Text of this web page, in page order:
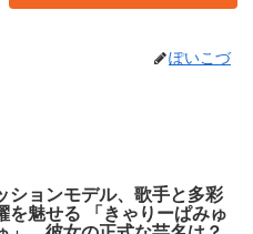
ぽいこづ
ションモデル、歌手と多彩
を魅せる 「きゃりーぱみゅ